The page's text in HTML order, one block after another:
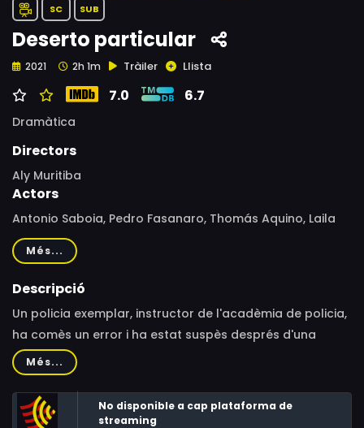
SC SUB
Deserto particular
2021 2h 1m Tràiler Llista
7.0 6.7
Dramàtica
Directors
Aly Muritiba
Actors
Antonio Saboia, Pedro Fasanaro, Thomás Aquino, Laila
Garin, Zezita Matos, Luthero Almeida, Sandro Guerra,
Otavio Linhares, Cynthia Aparecida, Flávio Bauraqui, Leo
Miranda, Jandir Santin, Mazé Portugal, Michelle Pucci,
Hertz Félix
Més...
Descripció
Un policia exemplar, instructor de l'acadèmia de policia,
ha comès un error i ha estat suspès després d'una
investigació interna. Sense que res el lligui a la seva
ciutat, viatja a la recerca d’una noia que va conèixer per
internet.
Més...
No disponible a cap plataforma de
streaming